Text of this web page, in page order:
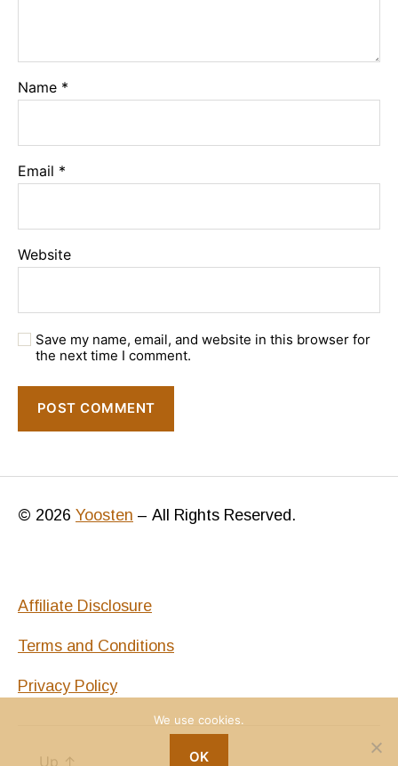
Name *
Email *
Website
Save my name, email, and website in this browser for
the next time I comment.
© 2026 Yoosten – All Rights Reserved.
Affiliate Disclosure
Terms and Conditions
Privacy Policy
Up ↑
We use cookies.
OK